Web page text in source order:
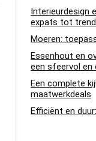
Interieurdesign
expats tot
Moeren:
Essenhout en
een sfeervol en
Een complete
maatwerkdeals
Efficiënt en